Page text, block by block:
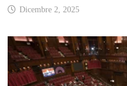
Dicembre 2, 2025